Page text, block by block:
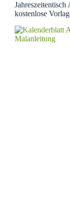
kostenlose